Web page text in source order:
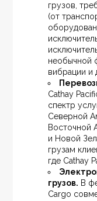
грузов,
(от
необычной
вибрации и
Cathay
спектр
Северной
Восточной
и Новой
грузам
где Cathay
грузов. В
Cargo